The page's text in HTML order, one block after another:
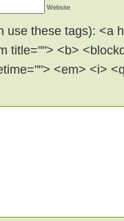
Website
use these tags): <a
title=""> <b>
<em> <i>